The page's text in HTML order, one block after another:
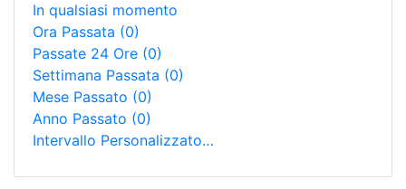
In qualsiasi momento
Ora Passata (0)
Passate 24 Ore (0)
Settimana Passata (0)
Mese Passato (0)
Anno Passato (0)
Intervallo Personalizzato…